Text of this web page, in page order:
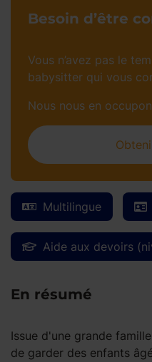
Multilingue
Aide aux devoirs
En résumé
Issue d'une grande
de garder des enfants
Besoin d’être
Vous n’avez pas le
babysitter qui vous
Nous nous en